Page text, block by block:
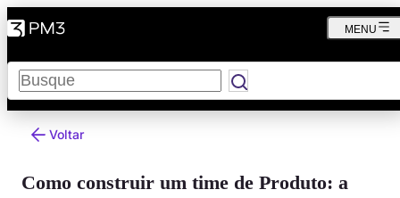
Pesquisar
MENU
Voltar
Como construir um time de Produto: a